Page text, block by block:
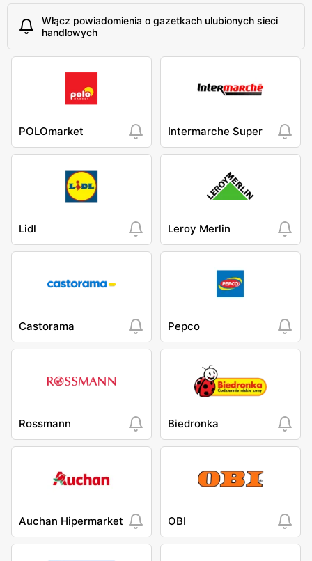
Włącz powiadomienia o gazetkach ulubionych sieci
handlowych
POLOmarket Intermarche Super
Lidl Leroy Merlin
Castorama Pepco
Rossmann Biedronka
Auchan Hipermarket OBI